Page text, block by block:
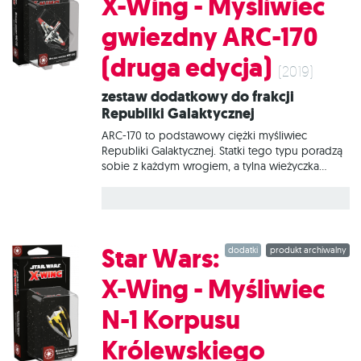
X-Wing - Myśliwiec
gwiezdny ARC-170
(druga edycja) (2019)
Zestaw dodatkowy do frakcji
Republiki Galaktycznej
ARC-170 to podstawowy ciężki myśliwiec
Republiki Galaktycznej. Statki tego typu poradzą
sobie z każdym wrogiem, a tylna wieżyczka
stanowią siłę, z którą trzeba się liczyć. W tym
zestawie znajduje się wszystko, co niezbędne,
ARC-170.
produkt archiwalny
dodatki
Star Wars:
X-Wing - Myśliwiec
N-1 Korpusu
Królewskiego